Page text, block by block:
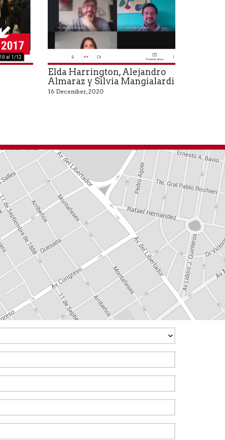
Elda Harrington, Alejandro
Almaraz y Silvia Mangialardi
16 December, 2020